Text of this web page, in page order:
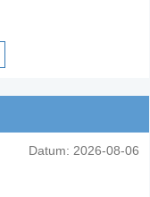
Datum: 2026-08-06